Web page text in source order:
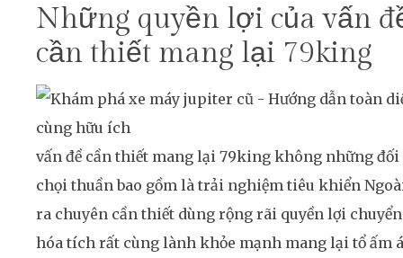
Những quyền lợi của vấn
cần thiết mang lại 79king
vấn đề cần thiết mang lại 79king không những đối
chọi thuần bao gồm là trải nghiệm tiêu khiển
ra chuyên cần thiết dùng rộng rãi quyền lợi chuyển
hóa tích rất cùng lành khỏe mạnh mang lại tổ ấm